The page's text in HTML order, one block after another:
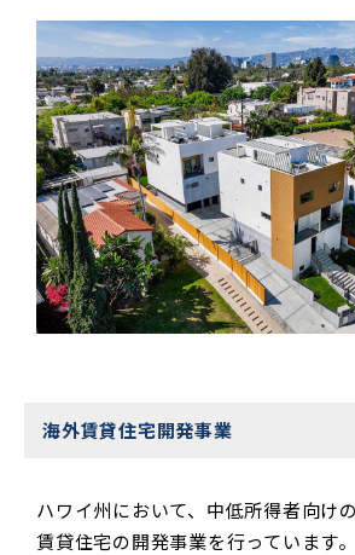
海外賃貸住宅開発事業
ハワイ州において、中低所得者向け
賃貸住宅の開発事業を行っています。